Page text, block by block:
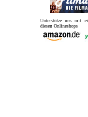
Unterstütze uns mit
diesen Onlineshops